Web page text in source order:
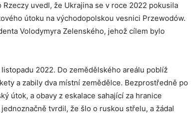
uvedl, že Ukrajina se v roce 2022 pokusila
útoku na východopolskou vesnici Przewodów.
Volodymyra Zelenského, jehož cílem bylo
listopadu 2022. Do zemědělského areálu poblíž
a zabily dva místní zemědělce. Bezprostředně po
útok, a obavy z eskalace sahající za hranice
tvrdil, že šlo o ruskou střelu, a žádal